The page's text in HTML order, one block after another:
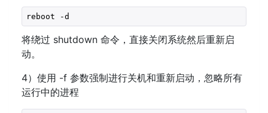
reboot -d
将绕过 shutdown 命令，直接关闭系统然后重新启
动。
4）使用 -f 参数强制进行关机和重新启动，忽略所有
运行中的进程